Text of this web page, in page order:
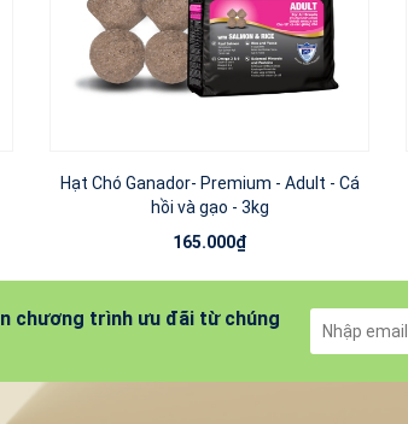
Hạt Chó Ganador- Premium - Adult - Cá
hồi và gạo - 3kg
165.000₫
chương trình ưu đãi từ chúng